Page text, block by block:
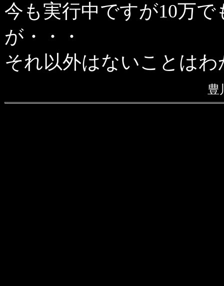
今も実行中ですが10万
が・・・
それ以外はないことは